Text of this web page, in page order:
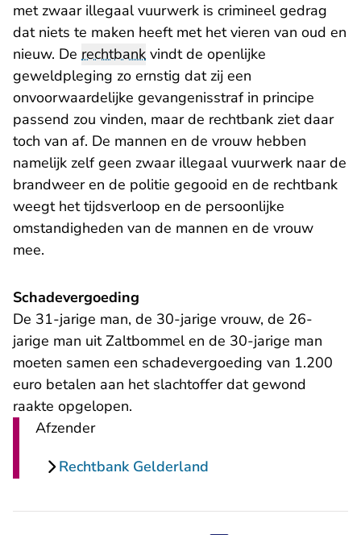
met zwaar illegaal vuurwerk is crimineel gedrag
dat niets te maken heeft met het vieren van oud en
nieuw. De rechtbank vindt de openlijke
geweldpleging zo ernstig dat zij een
onvoorwaardelijke gevangenisstraf in principe
passend zou vinden, maar de rechtbank ziet daar
toch van af. De mannen en de vrouw hebben
namelijk zelf geen zwaar illegaal vuurwerk naar de
brandweer en de politie gegooid en de rechtbank
weegt het tijdsverloop en de persoonlijke
omstandigheden van de mannen en de vrouw
mee.
Schadevergoeding
De 31-jarige man, de 30-jarige vrouw, de 26-
jarige man uit Zaltbommel en de 30-jarige man
moeten samen een schadevergoeding van 1.200
euro betalen aan het slachtoffer dat gewond
raakte opgelopen.
Afzender
Rechtbank Gelderland